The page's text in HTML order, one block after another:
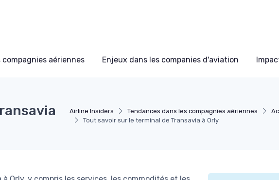
compagnies aériennes Enjeux dans les companies d'aviation
Airline Insiders Tendances dans les compagnies aériennes
Tout savoir sur le terminal de Transavia à Orly